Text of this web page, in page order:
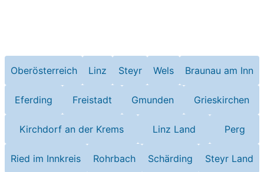
Oberösterreich Linz Steyr Wels Braunau am Inn
Eferding Freistadt Gmunden Grieskirchen
Kirchdorf an der Krems Linz Land Perg
Ried im Innkreis Rohrbach Schärding Steyr Land